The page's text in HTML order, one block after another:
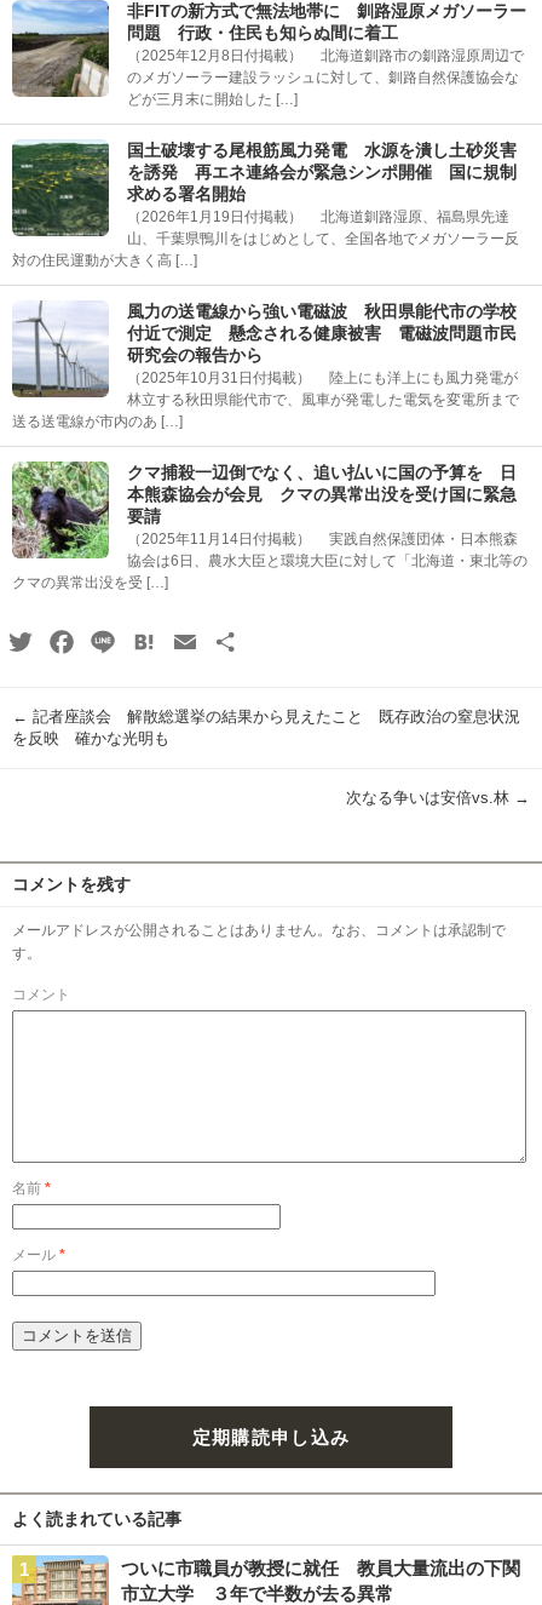
非FITの新方式で無法地帯に 釧路湿原メガソーラー
問題 行政・住民も知らぬ間に着工
（2025年12月8日付掲載） 北海道釧路市の釧路湿原周辺で
のメガソーラー建設ラッシュに対して、釧路自然保護協会な
どが三月末に開始した […]
国土破壊する尾根筋風力発電 水源を潰し土砂災害
を誘発 再エネ連絡会が緊急シンポ開催 国に規制
求める署名開始
（2026年1月19日付掲載） 北海道釧路湿原、福島県先達
山、千葉県鴨川をはじめとして、全国各地でメガソーラー反
対の住民運動が大きく高 […]
風力の送電線から強い電磁波 秋田県能代市の学校
付近で測定 懸念される健康被害 電磁波問題市民
研究会の報告から
（2025年10月31日付掲載） 陸上にも洋上にも風力発電が
林立する秋田県能代市で、風車が発電した電気を変電所まで
送る送電線が市内のあ […]
クマ捕殺一辺倒でなく、追い払いに国の予算を 日
本熊森協会が会見 クマの異常出没を受け国に緊急
要請
（2025年11月14日付掲載） 実践自然保護団体・日本熊森
協会は6日、農水大臣と環境大臣に対して「北海道・東北等の
クマの異常出没を受 […]
TwitterFacebook
Line HatenaEmail
← 記者座談会 解散総選挙の結果から見えたこと 既存政治の窒息状況
を反映 確かな光明も
次なる争いは安倍vs.林 →
コメントを残す
メールアドレスが公開されることはありません。なお、コメントは承認制で
す。
コメント
名前 *
メール *
定期購読申し込み
よく読まれている記事
ついに市職員が教授に就任 教員大量流出の下関
市立大学 ３年で半数が去る異常